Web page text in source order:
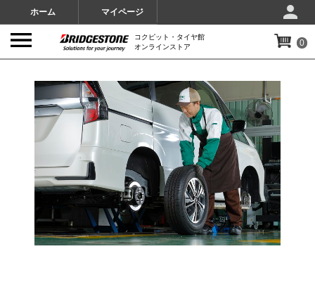
ホーム マイページ
コクピット・タイヤ館
オンラインストア
0